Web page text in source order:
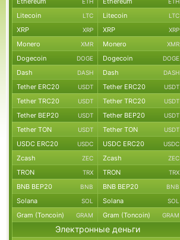
Litecoin LTC Litecoin LTC
XRP XRP XRP XRP
Monero XMR Monero XMR
Dogecoin DOGE Dogecoin DOGE
Dash DASH Dash DASH
Tether ERC20 USDT Tether ERC20 USDT
Tether TRC20 USDT Tether TRC20 USDT
Tether BEP20 USDT Tether BEP20 USDT
Tether TON USDT Tether TON USDT
USDC ERC20 USDC USDC ERC20 USDC
Zcash ZEC Zcash ZEC
TRON TRX TRON TRX
BNB BEP20 BNB BNB BEP20 BNB
Solana SOL Solana SOL
Gram (Toncoin) GRAM Gram (Toncoin) GRAM
Электронные деньги